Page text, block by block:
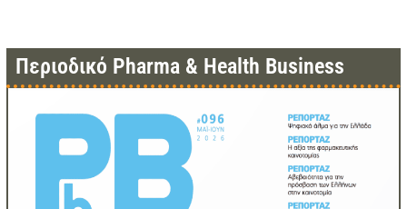
Περιοδικό Pharma & Health Business